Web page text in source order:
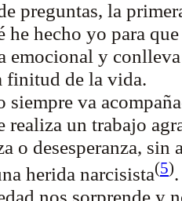
preguntas, la
he hecho yo para
emocional y
finitud de la vida.
siempre va
realiza un trabajo
o desesperanza,
herida narcisista(5)
nos sorprende y